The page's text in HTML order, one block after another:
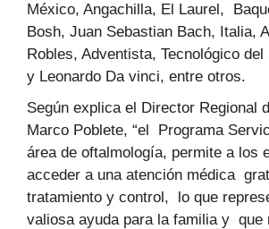
México, Angachilla, El Laurel,
Bosh, Juan Sebastian Bach, Italia,
Robles, Adventista, Tecnológico
y Leonardo Da vinci, entre otros.
Según explica el Director Regional
Marco Poblete, “el Programa
área de oftalmología, permite a los
acceder a una atención médica
tratamiento y control, lo que
valiosa ayuda para la familia y que